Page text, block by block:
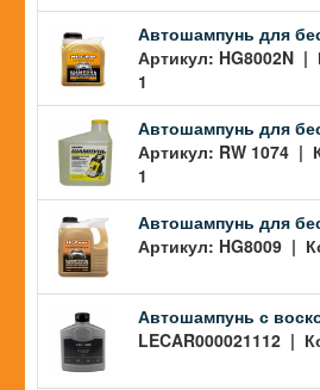
Автошампунь для
Артикул: HG8002N
1
Автошампунь для
Артикул: RW 1074 |
1
Автошампунь для
Артикул: HG8009 |
Автошампунь с
LECAR000021112 |